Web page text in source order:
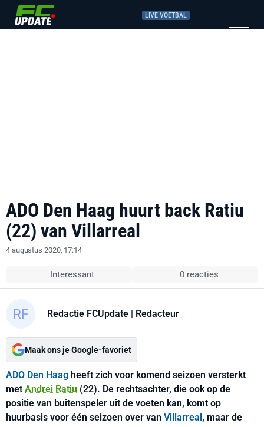
LIVE VOETBAL
ADO Den Haag huurt back Ratiu
(22) van Villarreal
4 augustus 2020, 17:14
Interessant 0 reacties
Redactie FCUpdate | Redacteur
Maak ons je Google-favoriet
ADO Den Haag heeft zich voor komend seizoen versterkt
met Andrei Ratiu (22). De rechtsachter, die ook op de
positie van buitenspeler uit de voeten kan, komt op
huurbasis voor één seizoen over van Villarreal, maar de